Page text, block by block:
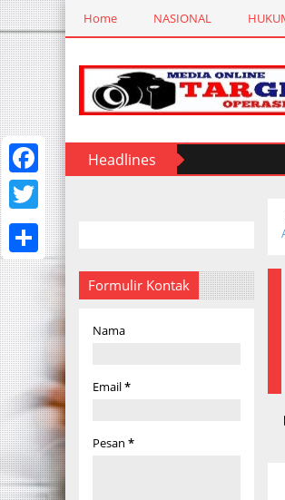
Home NASIONAL
Headlines
F
e
b
o
o
k
T
w
i
t
t
e
r
S
h
a
r
e
Formulir Kontak
Nama
Email*
Pesan *